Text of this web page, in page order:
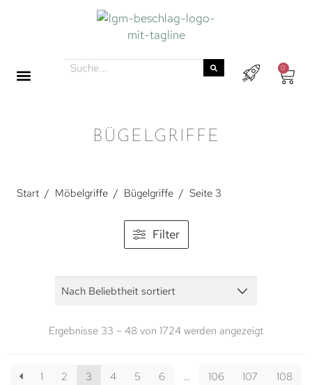
0
BÜGELGRIFFE
Start / Möbelgriffe / Bügelgriffe / Seite 3
Filter
Ergebnisse 33 – 48 von 1724 werden angezeigt
1 2 3 4 5 6 … 106 107 108